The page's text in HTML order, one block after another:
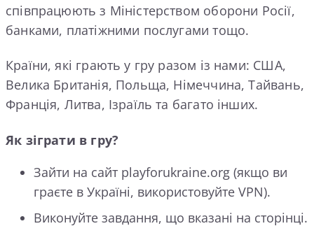
співпрацюють з Міністерством оборони Росії,
банками, платіжними послугами тощо.
Країни, які грають у гру разом із нами: США,
Велика Британія, Польща, Німеччина, Тайвань,
Франція, Литва, Ізраїль та багато інших.
Як зіграти в гру?
Зайти на сайт playforukraine.org (якщо ви
граєте в Україні, використовуйте VPN).
Виконуйте завдання, що вказані на сторінці.